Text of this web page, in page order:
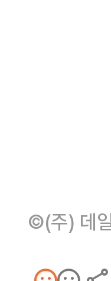
©(주) 데